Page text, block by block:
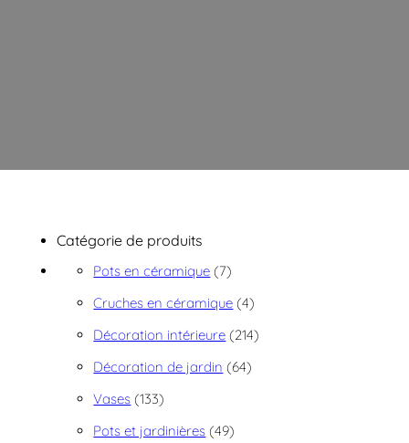
Catégorie de produits
Pots en céramique 77 produits
Cruches en céramique 44 produits
Décoration intérieure 214214 produits
Décoration de jardin
6464 produits
Vases 133133 produits
Pots et jardinières 4949 produits